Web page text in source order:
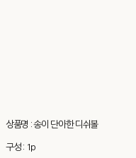
상품명 : 송이 단아한 디쉬볼
구성 : 1p